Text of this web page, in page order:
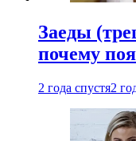
Заеды
почему
2 года спустя2